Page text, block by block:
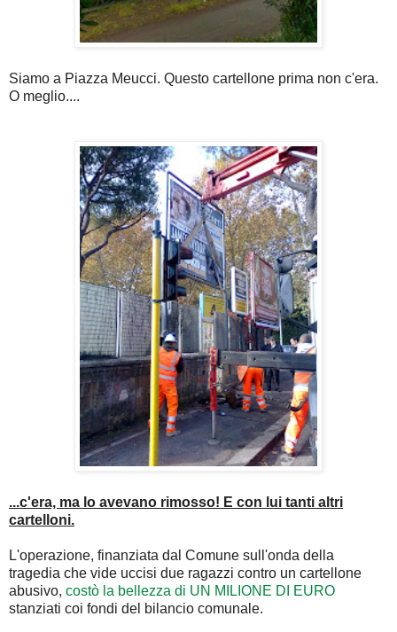
Siamo a Piazza Meucci. Questo cartellone prima non c'era.
O meglio....
...c'era, ma lo avevano rimosso! E con lui tanti altri
cartelloni.
L'operazione, finanziata dal Comune sull'onda della
tragedia che vide uccisi due ragazzi contro un cartellone
abusivo, costò la bellezza di UN MILIONE DI EURO
stanziati coi fondi del bilancio comunale.